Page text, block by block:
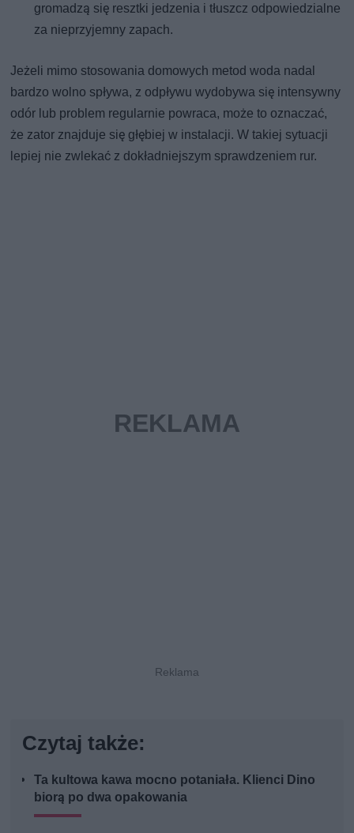
gromadzą się resztki jedzenia i tłuszcz odpowiedzialne
za nieprzyjemny zapach.
Jeżeli mimo stosowania domowych metod woda nadal
bardzo wolno spływa, z odpływu wydobywa się intensywny
odór lub problem regularnie powraca, może to oznaczać,
że zator znajduje się głębiej w instalacji. W takiej sytuacji
lepiej nie zwlekać z dokładniejszym sprawdzeniem rur.
Czytaj także:
Ta kultowa kawa mocno potaniała. Klienci Dino
biorą po dwa opakowania